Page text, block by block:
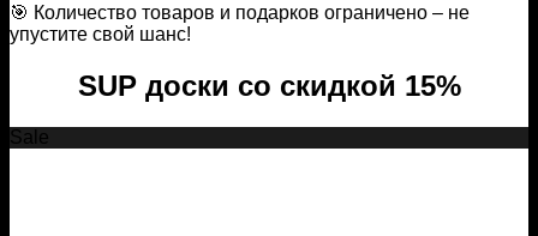
🎯 Количество товаров и подарков ограничено – не
упустите свой шанс!
SUP доски со скидкой 15%
Sale